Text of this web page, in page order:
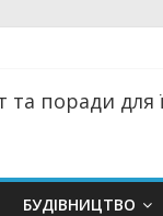
та поради
БУДІВНИЦТВО